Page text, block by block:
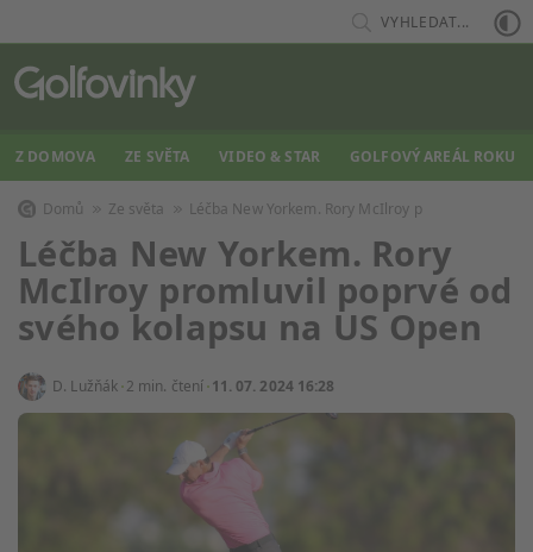
VYHLEDAT...
Z DOMOVA ZE SVĚTA VIDEO & STAR GOLFOVÝ AREÁL ROKU
Domů Ze světa Léčba New Yorkem. Rory McIlroy p
Léčba New Yorkem. Rory
McIlroy promluvil poprvé od
svého kolapsu na US Open
D. Lužňák 2 min. čtení 11. 07. 2024 16:28